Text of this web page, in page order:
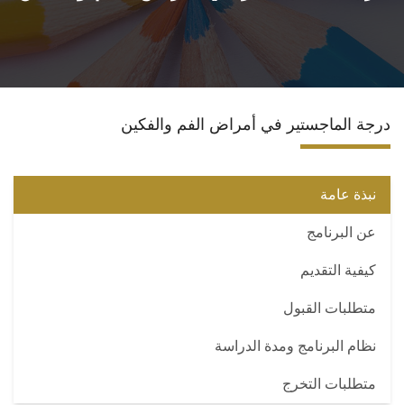
الدبلومة (H.D.D)
دكتوراه الفلسفة
الدكتوراه الأكلينيكية
درجة الماجستير في أمراض الفم والفكين
نبذة عامة
عن البرنامج
كيفية التقديم
متطلبات القبول
نظام البرنامج ومدة الدراسة
متطلبات التخرج